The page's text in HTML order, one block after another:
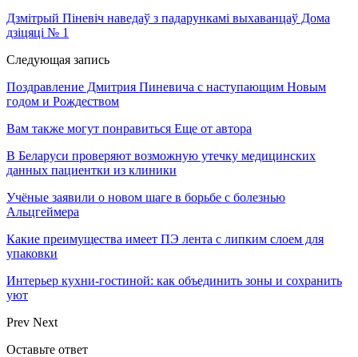
Дзмітрый Піневіч наведаў з падарункамі выхаванцаў Дома
дзіцяці № 1
Следующая запись
Поздравление Дмитрия Пиневича с наступающим Новым
годом и Рождеством
Вам также могут понравиться Еще от автора
В Беларуси проверяют возможную утечку медицинских
данных пациентки из клиники
Учёные заявили о новом шаге в борьбе с болезнью
Альцгеймера
Какие преимущества имеет ПЭ лента с липким слоем для
упаковки
Интерьер кухни-гостиной: как объединить зоны и сохранить
уют
Prev Next
Оставьте ответ